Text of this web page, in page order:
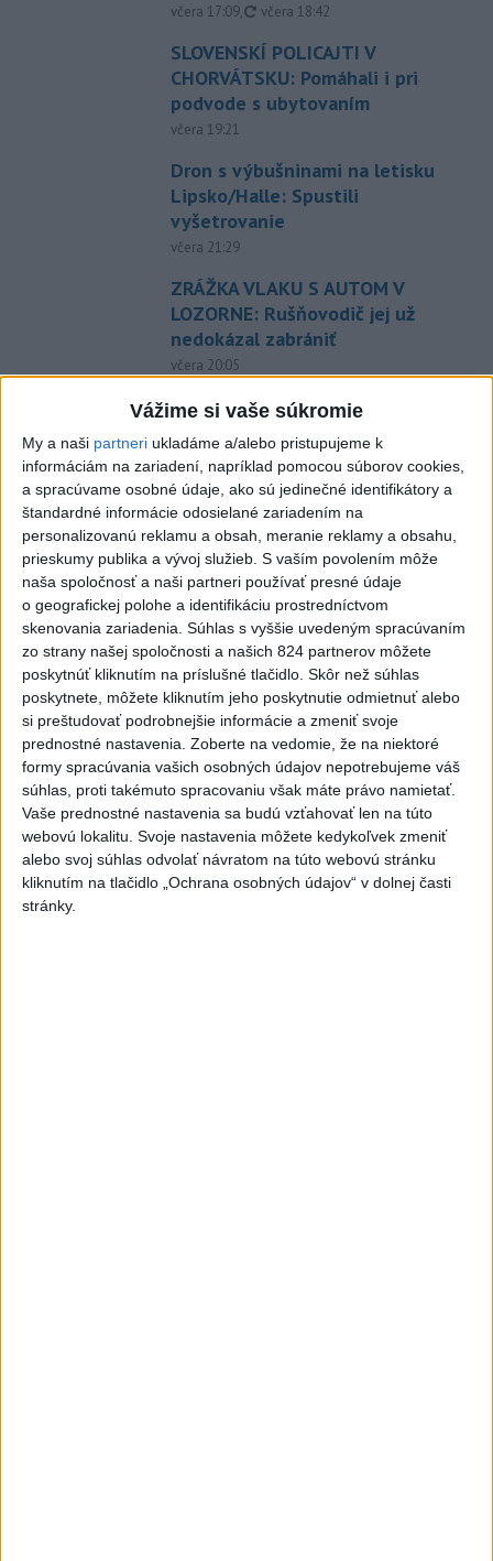
Vážime si vaše súkromie
My a naši partneri ukladáme a/alebo pristupujeme k
informáciám na zariadení, napríklad pomocou súborov cookies,
a spracúvame osobné údaje, ako sú jedinečné identifikátory a
štandardné informácie odosielané zariadením na
personalizovanú reklamu a obsah, meranie reklamy a obsahu,
prieskumy publika a vývoj služieb. S vaším povolením môže
naša spoločnosť a naši partneri používať presné údaje
o geografickej polohe a identifikáciu prostredníctvom
skenovania zariadenia. Súhlas s vyššie uvedeným spracúvaním
zo strany našej spoločnosti a našich 824 partnerov môžete
poskytnúť kliknutím na príslušné tlačidlo. Skôr než súhlas
poskytnete, môžete kliknutím jeho poskytnutie odmietnuť alebo
si preštudovať podrobnejšie informácie a zmeniť svoje
prednostné nastavenia. Zoberte na vedomie, že na niektoré
formy spracúvania vašich osobných údajov nepotrebujeme váš
súhlas, proti takémuto spracovaniu však máte právo namietať.
Vaše prednostné nastavenia sa budú vzťahovať len na túto
webovú lokalitu. Svoje nastavenia môžete kedykoľvek zmeniť
alebo svoj súhlas odvolať návratom na túto webovú stránku
kliknutím na tlačidlo „Ochrana osobných údajov“ v dolnej časti
stránky.
včera 17:09, aktualizované
včera 18:42
SLOVENSKÍ POLICAJTI V
CHORVÁTSKU: Pomáhali i pri
podvode s ubytovaním
včera 19:21
Dron s výbušninami na letisku
Lipsko/Halle: Spustili
vyšetrovanie
včera 21:29
ZRÁŽKA VLAKU S AUTOM V
LOZORNE: Rušňovodič jej už
nedokázal zabrániť
včera 20:05
Pri sobotňajšom výbuchu v
Moskve údajne zahynul aj zať
generála Čajka
včera 18:55
V Kolumbii zachránili mláďa
zatúlaného hrocha z
Escobarovho stáda
včera 19:32
Wesemann ovládol skoky z 3 m
dosky a má druhé zlato
včera 21:37
Gutová-Behramiová definitívne
ukončila kariéru
včera 19:17
Európske ligy vyzvali na
reformu riadenia FIFA
včera 18:49